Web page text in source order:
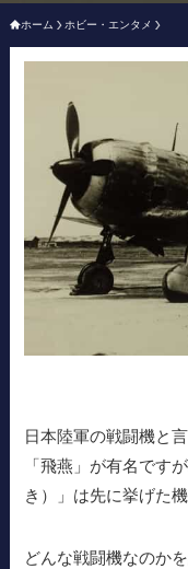
ホーム ホビー・エンタメ
日本陸軍の戦闘機と
「飛燕」が有名です
き）」は先に挙げた
どんな戦闘機なのか